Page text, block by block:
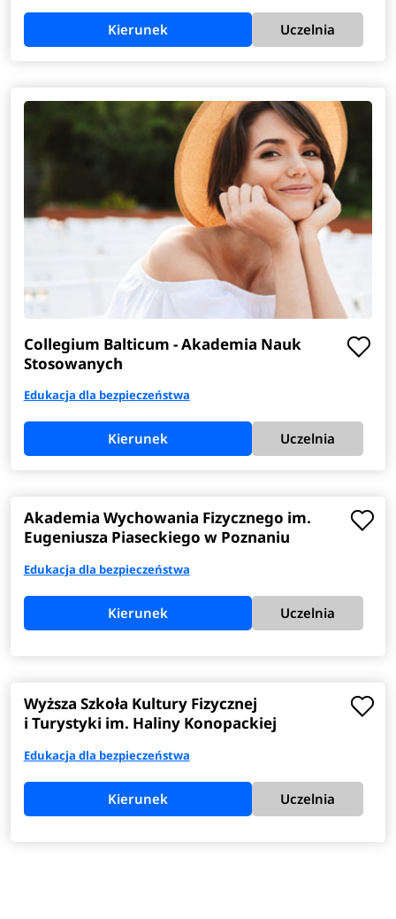
Kierunek Uczelnia
Collegium Balticum - Akademia Nauk
Stosowanych
Edukacja dla bezpieczeństwa
Kierunek Uczelnia
Akademia Wychowania Fizycznego im.
Eugeniusza Piaseckiego w Poznaniu
Edukacja dla bezpieczeństwa
Kierunek Uczelnia
Wyższa Szkoła Kultury Fizycznej
i Turystyki im. Haliny Konopackiej
Edukacja dla bezpieczeństwa
Kierunek Uczelnia